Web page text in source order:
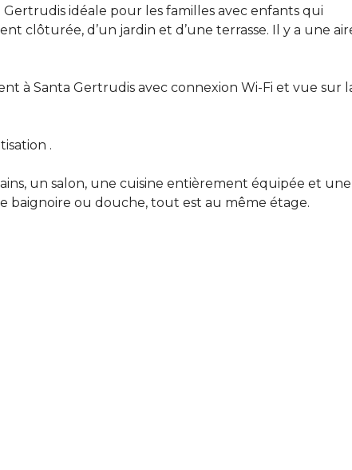
Gertrudis idéale pour les familles avec enfants qui
clôturée, d’un jardin et d’une terrasse. Il y a une
à Santa Gertrudis avec connexion Wi-Fi et vue sur
.
un salon, une cuisine entièrement équipée et une
baignoire ou douche, tout est au même étage.